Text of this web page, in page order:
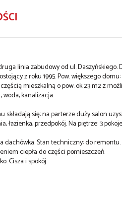
linia zabudowy od ul. Daszyńskiego.
z roku 1995. Pow. większego domu:
mieszkalną o pow. ok 23 m2 z
kanalizacja.
składają się: na parterze duży salon
łazienka, przedpokój. Na piętrze: 3
dachówka. Stan techniczny: do
ciepła do części pomieszczeń.
Cisza i spokój.